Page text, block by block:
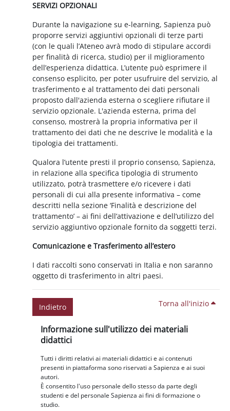
SERVIZI OPZIONALI
Durante la navigazione su e-learning, Sapienza può
proporre servizi aggiuntivi opzionali di terze parti
(con le quali l’Ateneo avrà modo di stipulare accordi
per finalità di ricerca, studio) per il miglioramento
dell’esperienza didattica. L’utente può esprimere il
consenso esplicito, per poter usufruire del servizio, al
trasferimento e al trattamento dei dati personali
proposto dall'azienda esterna o scegliere rifiutare il
servizio opzionale. L'azienda esterna, prima del
consenso, mostrerà la propria informativa per il
trattamento dei dati che ne descrive le modalità e la
tipologia dei trattamenti.
Qualora l’utente presti il proprio consenso, Sapienza,
in relazione alla specifica tipologia di strumento
utilizzato, potrà trasmettere e/o ricevere i dati
personali di cui alla presente informativa – come
descritti nella sezione ‘Finalità e descrizione del
trattamento’ – ai fini dell’attivazione e dell’utilizzo del
servizio aggiuntivo opzionale fornito da soggetti terzi.
Comunicazione e Trasferimento all’estero
I dati raccolti sono conservati in Italia e non saranno
oggetto di trasferimento in altri paesi.
Indietro Torna all'inizio
Blocchi
Informazione sull'utilizzo dei materiali
didattici
Tutti i diritti relativi ai materiali didattici e ai contenuti
presenti in piattaforma sono riservati a Sapienza e ai suoi
autori.
È consentito l'uso personale dello stesso da parte degli
studenti e del personale Sapienza ai fini di formazione o
studio.